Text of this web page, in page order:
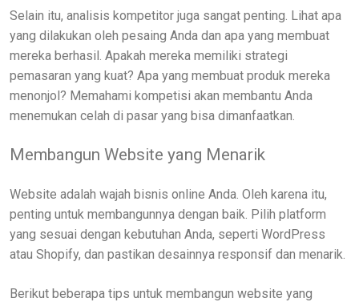
Selain itu, analisis kompetitor juga sangat penting. Lihat apa
yang dilakukan oleh pesaing Anda dan apa yang membuat
mereka berhasil. Apakah mereka memiliki strategi
pemasaran yang kuat? Apa yang membuat produk mereka
menonjol? Memahami kompetisi akan membantu Anda
menemukan celah di pasar yang bisa dimanfaatkan.
Membangun Website yang Menarik
Website adalah wajah bisnis online Anda. Oleh karena itu,
penting untuk membangunnya dengan baik. Pilih platform
yang sesuai dengan kebutuhan Anda, seperti WordPress
atau Shopify, dan pastikan desainnya responsif dan menarik.
Berikut beberapa tips untuk membangun website yang